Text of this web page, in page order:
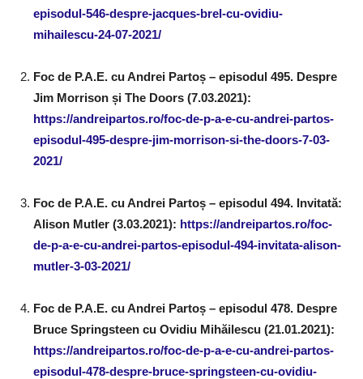
episodul-546-despre-jacques-brel-cu-ovidiu-
mihailescu-24-07-2021/
Foc de P.A.E. cu Andrei Partoș – episodul 495. Despre
Jim Morrison și The Doors (7.03.2021):
https://andreipartos.ro/foc-de-p-a-e-cu-andrei-partos-
episodul-495-despre-jim-morrison-si-the-doors-7-03-
2021/
Foc de P.A.E. cu Andrei Partoș – episodul 494. Invitată:
Alison Mutler (3.03.2021): https://andreipartos.ro/foc-
de-p-a-e-cu-andrei-partos-episodul-494-invitata-alison-
mutler-3-03-2021/
Foc de P.A.E. cu Andrei Partoș – episodul 478. Despre
Bruce Springsteen cu Ovidiu Mihăilescu (21.01.2021):
https://andreipartos.ro/foc-de-p-a-e-cu-andrei-partos-
episodul-478-despre-bruce-springsteen-cu-ovidiu-